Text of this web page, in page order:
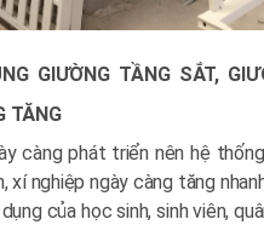
GIƯỜNG TẦNG SẮT,
TĂNG
càng phát triển nên hệ
xí nghiệp ngày càng tăng
của học sinh, sinh viên,